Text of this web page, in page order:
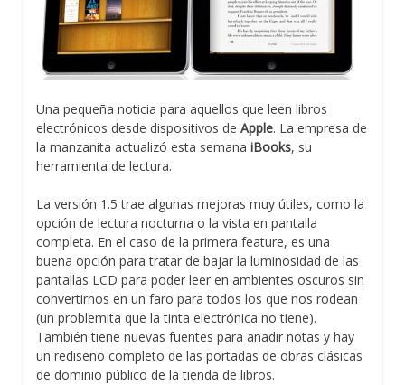
Una pequeña noticia para aquellos que leen libros
electrónicos desde dispositivos de Apple. La empresa de
la manzanita actualizó esta semana iBooks, su
herramienta de lectura.
La versión 1.5 trae algunas mejoras muy útiles, como la
opción de lectura nocturna o la vista en pantalla
completa. En el caso de la primera feature, es una
buena opción para tratar de bajar la luminosidad de las
pantallas LCD para poder leer en ambientes oscuros sin
convertirnos en un faro para todos los que nos rodean
(un problemita que la tinta electrónica no tiene).
También tiene nuevas fuentes para añadir notas y hay
un rediseño completo de las portadas de obras clásicas
de dominio público de la tienda de libros.